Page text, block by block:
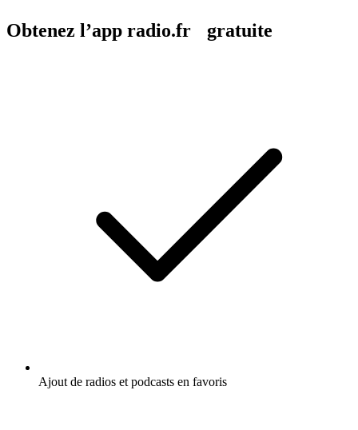
Obtenez l’app radio.fr gratuite
Ajout de radios et podcasts en favoris